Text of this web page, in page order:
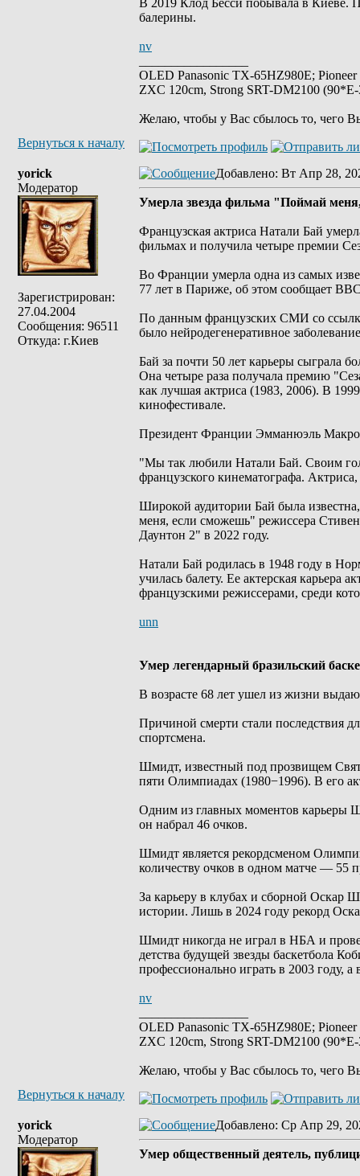
В 2019 Клод Бесси побывала в Киеве.
балерины.
nv
OLED Panasonic TX-65HZ980E;
ZXC 120cm, Strong SRT-DM2100
Желаю, чтобы у Вас сбылось то, чего
Вернуться к началу
yorick
Модератор
Зарегистрирован:
27.04.2004
Сообщения: 96511
Откуда: г.Киев
Добавлено: Вт Апр 28,
Умерла звезда фильма "Поймай
Французская актриса Натали Бай
фильмах и получила четыре премии
Во Франции умерла одна из самых
77 лет в Париже, об этом сообщает
По данным французских СМИ со
было нейродегенеративное
Бай за почти 50 лет карьеры сыграла
Она четыре раза получала премию
как лучшая актриса (1983, 2006). В
кинофестивале.
Президент Франции Эмманюэль
"Мы так любили Натали Бай. Своим
французского кинематографа.
Широкой аудитории Бай была
меня, если сможешь" режиссера
Даунтон 2" в 2022 году.
Натали Бай родилась в 1948 году в
училась балету. Ее актерская карьера
французскими режиссерами, среди
unn
Умер легендарный бразильский
В возрасте 68 лет ушел из жизни
Причиной смерти стали последствия
спортсмена.
Шмидт, известный под прозвищем
пяти Олимпиадах (1980−1996). В его
Одним из главных моментов карьеры
он набрал 46 очков.
Шмидт является рекордсменом
количеству очков в одном матче — 55
За карьеру в клубах и сборной Оскар
истории. Лишь в 2024 году рекорд
Шмидт никогда не играл в НБА и
детства будущей звезды баскетбола
профессионально играть в 2003 году,
nv
OLED Panasonic TX-65HZ980E;
ZXC 120cm, Strong SRT-DM2100
Желаю, чтобы у Вас сбылось то, чего
Вернуться к началу
yorick
Модератор
Добавлено: Ср Апр 29,
Умер общественный деятель,